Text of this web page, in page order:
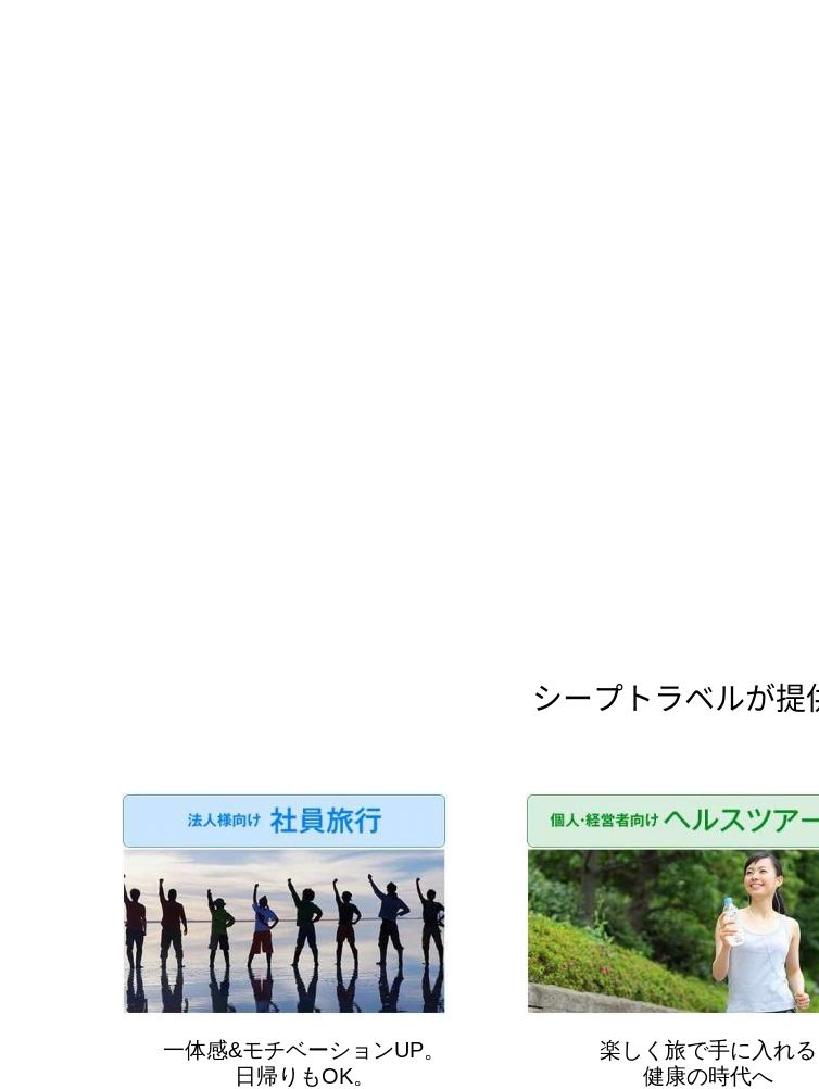
シープトラベルが提
一体感&モチベーションUP。
日帰りもOK。
楽しく旅で手に入れる
健康の時代へ